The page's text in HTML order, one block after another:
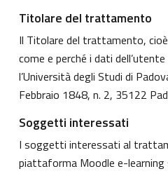
Titolare del trattamento
Il Titolare del trattamento,
come e perché i dati
l’Università degli Studi di
Febbraio 1848, n. 2, 35122
Soggetti interessati
I soggetti interessati al
piattaforma Moodle e-learning